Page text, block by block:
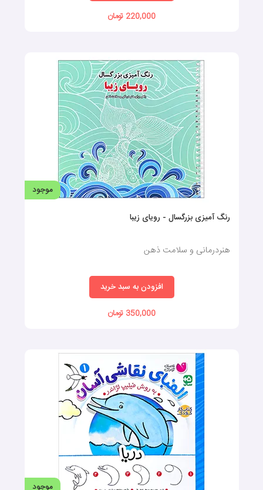
220,000 تومان
موجود
رنگ آمیزی بزرگسال - رویای زیبا
هنردرمانی و سلامت ذهن
افزودن به سبد خرید
350,000 تومان
موجود